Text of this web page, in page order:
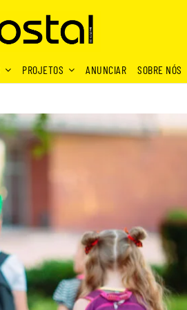
PROJETOS ANUNCIAR SOBRE NÓS